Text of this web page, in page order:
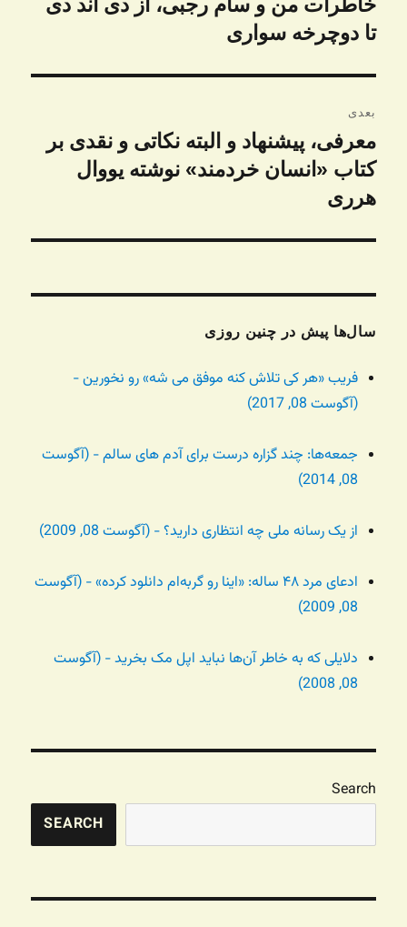
نوشته
قبلی:
خاطرات من و سام رجبی، از دی اند دی
تا دوچرخه سواری
بعدی
نوشته
بعدی:
معرفی، پیشنهاد و البته نکاتی و نقدی بر
کتاب «انسان خردمند» نوشته یووال
هرری
سال‌ها پیش در چنین روزی
فریب «هر کی تلاش کنه موفق می شه» رو نخورین -
(آگوست 08, 2017)
جمعه‌ها: چند گزاره درست برای آدم های سالم - (آگوست
08, 2014)
از یک رسانه ملی چه انتظاری دارید؟ - (آگوست 08, 2009)
ادعای مرد ۴۸ ساله: «اینا رو گربه‌ام دانلود کرده» - (آگوست
08, 2009)
دلایلی که به خاطر آن‌ها نباید اپل مک بخرید - (آگوست
08, 2008)
Search
SEARCH